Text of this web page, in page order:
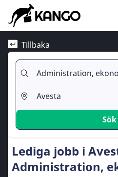
Tillbaka
Sök
Lediga jobb i
Administration,